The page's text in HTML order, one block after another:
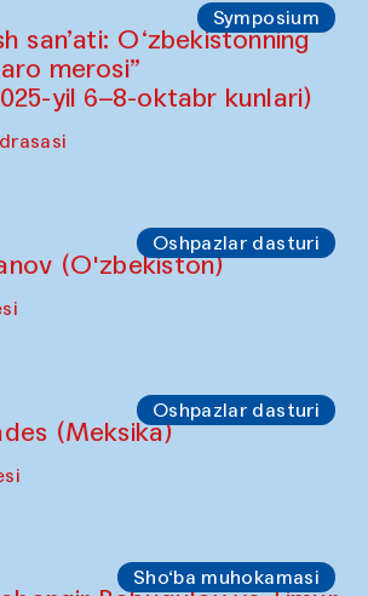
Symposium
san’ati: O‘zbekistonning
merosi”
yil 6–8-oktabr kunlari)
Oshpazlar dasturi
(O'zbekiston)
Oshpazlar dasturi
(Meksika)
Sho‘ba muhokamasi